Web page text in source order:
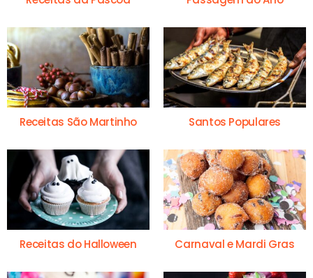
Receitas São Martinho Santos Populares
Receitas do Halloween Carnaval e Mardi Gras